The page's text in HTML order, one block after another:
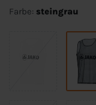
Farbe: steingrau